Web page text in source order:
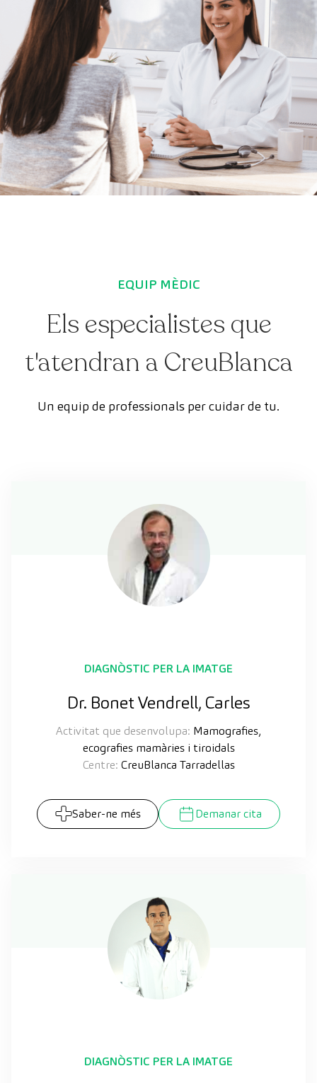
EQUIP MÈDIC
Els especialistes que
t'atendran a CreuBlanca
Un equip de professionals per cuidar de tu.
DIAGNÒSTIC PER LA IMATGE
Dr. Bonet Vendrell, Carles
Activitat que desenvolupa: Mamografies,
ecografies mamàries i tiroidals
Centre: CreuBlanca Tarradellas
Saber-ne més Demanar cita
DIAGNÒSTIC PER LA IMATGE